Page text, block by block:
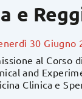
e
30 Giugno
al Corso
and
Clinica e